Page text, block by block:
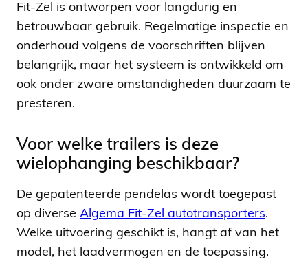
Fit-Zel is ontworpen voor langdurig en
betrouwbaar gebruik. Regelmatige inspectie en
onderhoud volgens de voorschriften blijven
belangrijk, maar het systeem is ontwikkeld om
ook onder zware omstandigheden duurzaam te
presteren.
Voor welke trailers is deze
wielophanging beschikbaar?
De gepatenteerde pendelas wordt toegepast
op diverse Algema Fit-Zel autotransporters.
Welke uitvoering geschikt is, hangt af van het
model, het laadvermogen en de toepassing.